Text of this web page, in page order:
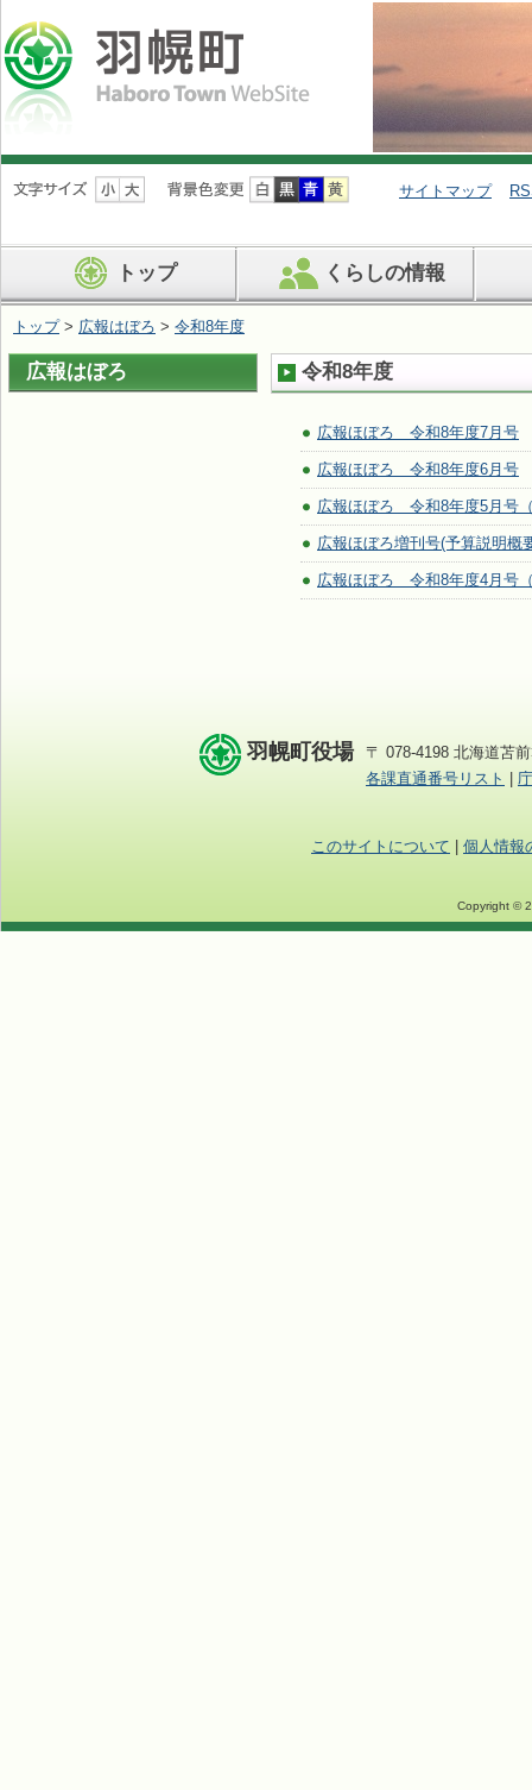
ナ
ビ
ン
を
ば
す
サイトマップ
トップ くらしの情報
トップ> 広報はぼろ > 令和8年度
令和8年度
広報ほぼろ 令和8年度7月号
広報ほぼろ 令和8年度6月号
広報ほぼろ 令和8年度5月号
広報ほぼろ増刊号(予算説明概
広報ほぼろ 令和8年度4月号
広報はぼろ
羽幌町役場
〒 078-4198 北海道苫
各課直通番号リスト
このサイトについて 個人情報
Copyright ©